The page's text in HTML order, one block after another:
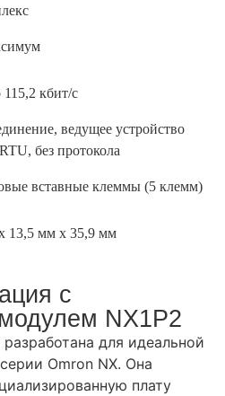
115,2 кбит/с
ведущее устройство
без протокола
вставные клеммы (5 клемм)
13,5 мм x 35,9 мм
с
NX1P2
разработана для идеальной
Omron NX. Она
плату